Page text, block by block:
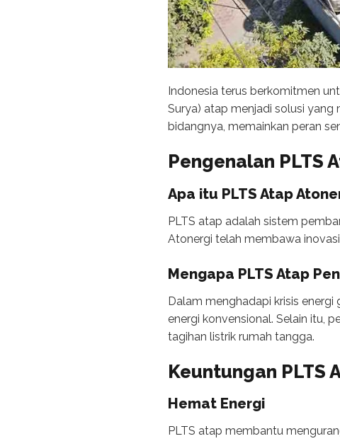
Indonesia terus berkomitmen
Surya) atap menjadi solusi yang
bidangnya, memainkan peran
Pengenalan PLTS
Apa itu PLTS Atap
PLTS atap adalah sistem
Atonergi telah membawa
Mengapa PLTS Atap
Dalam menghadapi krisis
energi konvensional. Selain itu,
tagihan listrik rumah tangga.
Keuntungan PLTS
Hemat Energi
PLTS atap membantu